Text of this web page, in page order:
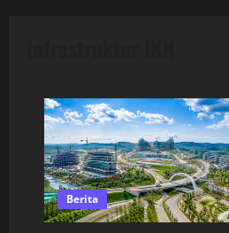
Berita